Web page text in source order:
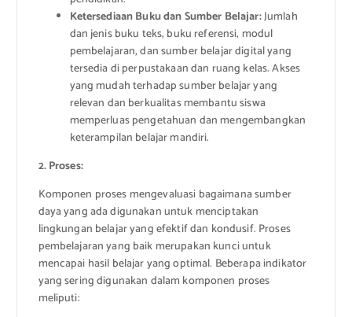
Ketersediaan Buku dan Sumber Belajar:Jumlah
dan jenis buku teks, buku referensi, modul
pembelajaran, dan sumber belajar digital yang
tersedia di perpustakaan dan ruang kelas. Akses
yang mudah terhadap sumber belajar yang
relevan dan berkualitas membantu siswa
memperluas pengetahuan dan mengembangkan
keterampilan belajar mandiri.
2. Proses:
Komponen proses mengevaluasi bagaimana sumber
daya yang ada digunakan untuk menciptakan
lingkungan belajar yang efektif dan kondusif. Proses
pembelajaran yang baik merupakan kunci untuk
mencapai hasil belajar yang optimal. Beberapa indikator
yang sering digunakan dalam komponen proses
meliputi: